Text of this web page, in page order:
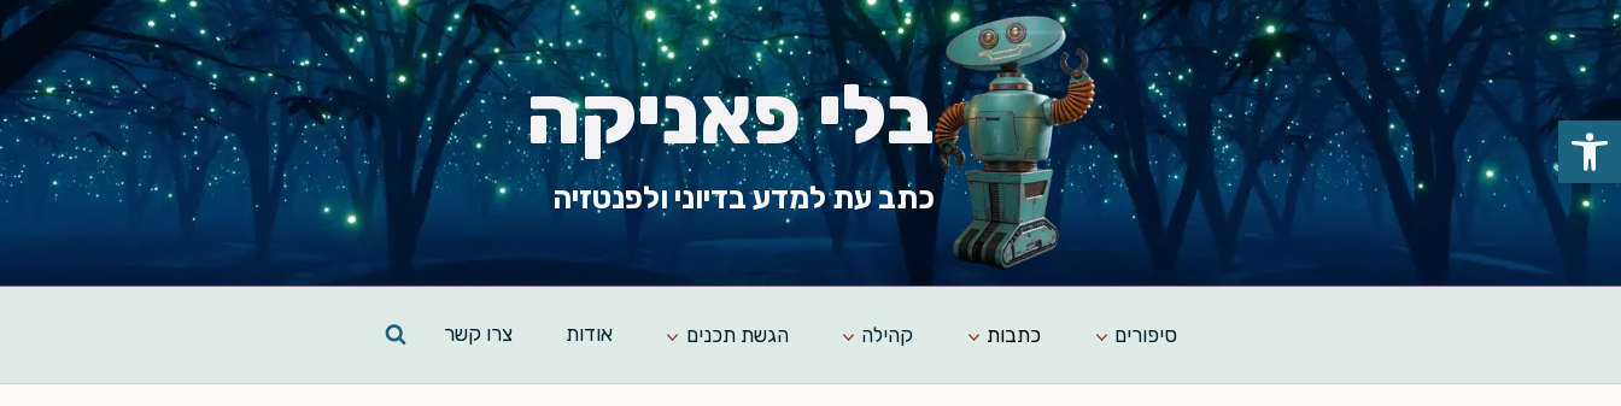
Skip
content
בלי פאניקה
כתב עת למדע בדיוני ולפנטזיה
סיפורים כתבות קהילה הגשת תכנים אודות צרו קשר
פתח סרגל נגישות